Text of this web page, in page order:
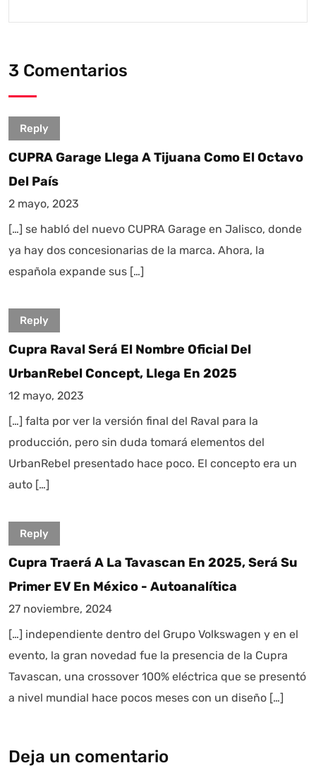
3 Comentarios
Reply
CUPRA Garage Llega A Tijuana Como El Octavo
Del País
2 mayo, 2023
[…] se habló del nuevo CUPRA Garage en Jalisco, donde
ya hay dos concesionarias de la marca. Ahora, la
española expande sus […]
Reply
Cupra Raval Será El Nombre Oficial Del
UrbanRebel Concept, Llega En 2025
12 mayo, 2023
[…] falta por ver la versión final del Raval para la
producción, pero sin duda tomará elementos del
UrbanRebel presentado hace poco. El concepto era un
auto […]
Reply
Cupra Traerá A La Tavascan En 2025, Será Su
Primer EV En México - Autoanalítica
27 noviembre, 2024
[…] independiente dentro del Grupo Volkswagen y en el
evento, la gran novedad fue la presencia de la Cupra
Tavascan, una crossover 100% eléctrica que se presentó
a nivel mundial hace pocos meses con un diseño […]
Deja un comentario